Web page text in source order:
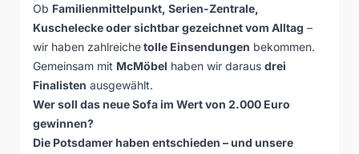
Ob Familienmittelpunkt, Serien-Zentrale,
Kuschelecke oder sichtbar gezeichnet vom Alltag –
wir haben zahlreichetolle Einsendungen bekommen.
Gemeinsam mit McMöbel haben wir daraus drei
Finalisten ausgewählt.
Wer soll das neue Sofa im Wert von 2.000 Euro
gewinnen?
Die Potsdamer haben entschieden – und unsere